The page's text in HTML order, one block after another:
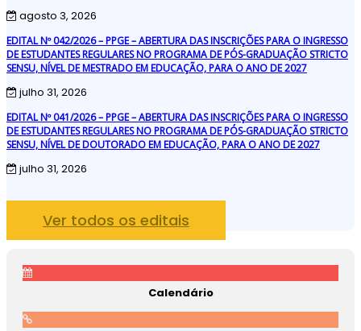
agosto 3, 2026
EDITAL Nº 042/2026 – PPGE – ABERTURA DAS INSCRIÇÕES PARA O INGRESSO
DE ESTUDANTES REGULARES NO PROGRAMA DE PÓS-GRADUAÇÃO STRICTO
SENSU, NÍVEL DE MESTRADO EM EDUCAÇÃO, PARA O ANO DE 2027
julho 31, 2026
EDITAL Nº 041/2026 – PPGE – ABERTURA DAS INSCRIÇÕES PARA O INGRESSO
DE ESTUDANTES REGULARES NO PROGRAMA DE PÓS-GRADUAÇÃO STRICTO
SENSU, NÍVEL DE DOUTORADO EM EDUCAÇÃO, PARA O ANO DE 2027
julho 31, 2026
Ver todos os editais
Calendário